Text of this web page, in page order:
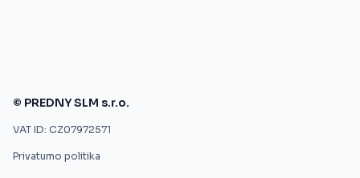
© PREDNY SLM s.r.o.
VAT ID: CZ07972571
Privatumo politika